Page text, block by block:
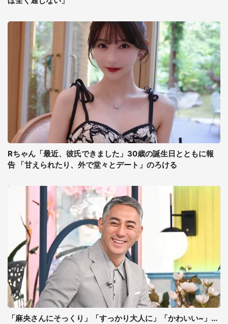
Rちゃん「最近、彼氏できました」30歳の誕生日とともに報
告 「甘えられたり、外で堂々とデート」のろける
「麻央さんにそっくり」「すっかり大人に」「かわいい~」...